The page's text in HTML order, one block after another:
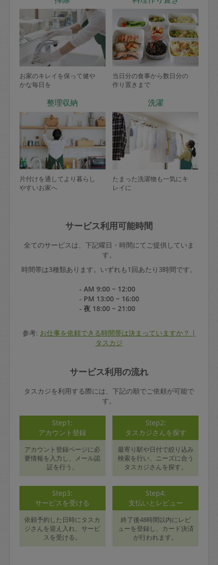
お家のキレイを保って健や
かな毎日を
当日分の食事から数日分の
作り置きまで
整理収納
片付けを通してより暮らし
やすいお家へ
洗濯
たまった洗濯物も一気にキ
レイに
サービス利用可能時間
全てのサービスは、下記曜日・時間にてご提供していま
す。
時間帯は3種類あります。いずれも1回あたり3時間です。
- AM 9:00 ~ 12:00
- PM 13:00 ~ 16:00
- 夜 18:00 ~ 21:00
参考: お仕事を依頼できる時間帯は決まっていますか？ |
タスカジ
サービス利用の流れ
タスカジを利用する際には、下記の順でご依頼が可能で
す。
Step1:
アカウント登録
アカウント登録ページに必
要情報を入力し、メール認
証を行う。
Step2:
タスカジさんを探す
最寄り駅や日付で絞り込み
検索を行い、ニーズに合う
タスカジさんを探す。
Step3:
サービスを受ける
依頼予約した日時にタスカ
ジさんを迎え入れ、サービ
スを受ける。
Step4:
支払いとレビュー
終了後48時間以内にレビ
ューを登録し、カード決済
が行われます。